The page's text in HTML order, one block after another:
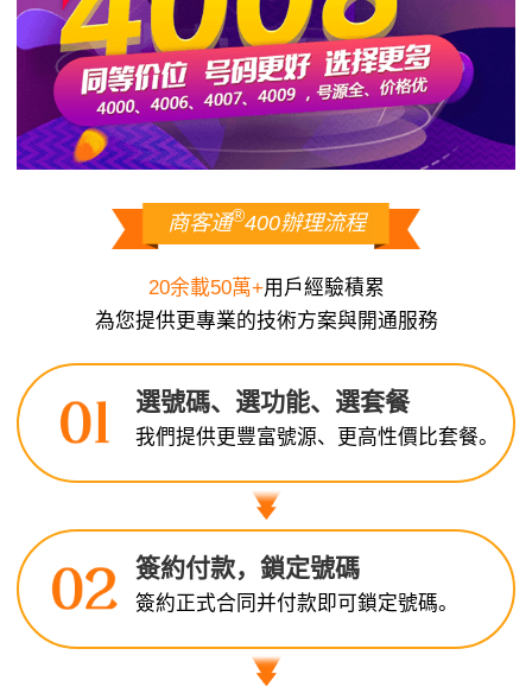
商客通®400辦理流程
20余載50萬+用戶經驗積累
為您提供更專業的技術方案與開通服務
選號碼、選功能、選套餐
我們提供更豐富號源、更高性價比套餐。
簽約付款，鎖定號碼
簽約正式合同并付款即可鎖定號碼。